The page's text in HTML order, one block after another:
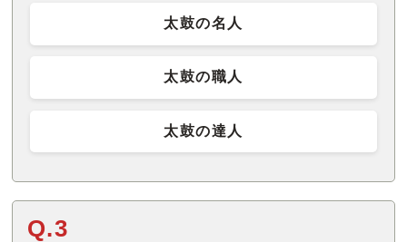
太鼓の名人
太鼓の職人
太鼓の達人
Q.3